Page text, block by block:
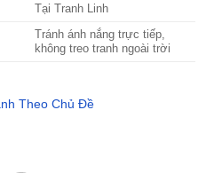
Tại Tranh Linh
Tránh ánh nắng trực tiếp,
không treo tranh ngoài trời
Theo Chủ Đề